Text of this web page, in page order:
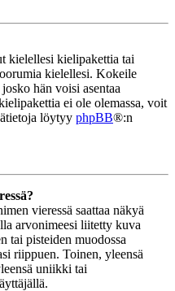
kielellesi kielipakettia tai
kielellesi. Kokeile
hän voisi asentaa
ei ole olemassa, voit
löytyy phpBB®:n
vieressä saattaa näkyä
arvonimeesi liitetty kuva
tai pisteiden muodossa
riippuen. Toinen, yleensä
uniikki tai